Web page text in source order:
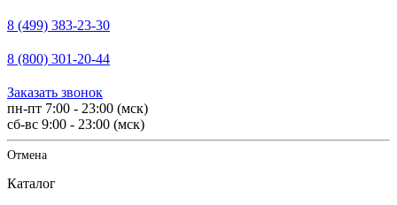
8 (499) 383-23-30
8 (800) 301-20-44
Заказать звонок
пн-пт 7:00 - 23:00 (мск)
сб-вс 9:00 - 23:00 (мск)
Отмена
Каталог